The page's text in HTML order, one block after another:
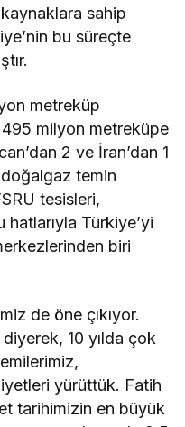
sahip
bu süreçte
metreküp
milyon metreküpe
2 ve İran’dan 1
temin
tesisleri,
hatlarıyla Türkiye’yi
biri
de öne çıkıyor.
10 yılda çok
yürüttük. Fatih
tarihimizin en büyük